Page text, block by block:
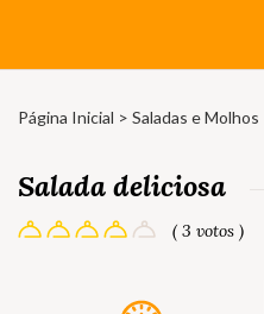
Página Inicial > Saladas e Molhos
Salada deliciosa
( 3 votos )